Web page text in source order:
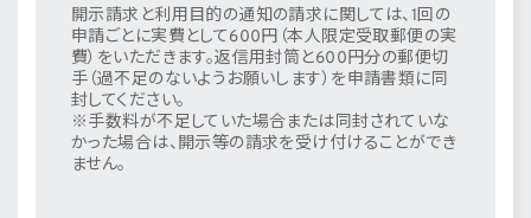
開示請求と利用目的の通知の請求に関しては、1回の
申請ごとに実費として600円（本人限定受取郵便の実
費）をいただきます。返信用封筒と600円分の郵便切
手（過不足のないようお願いします）を申請書類に同
封してください。
※手数料が不足していた場合または同封されていな
かった場合は、開示等の請求を受け付けることができ
ません。